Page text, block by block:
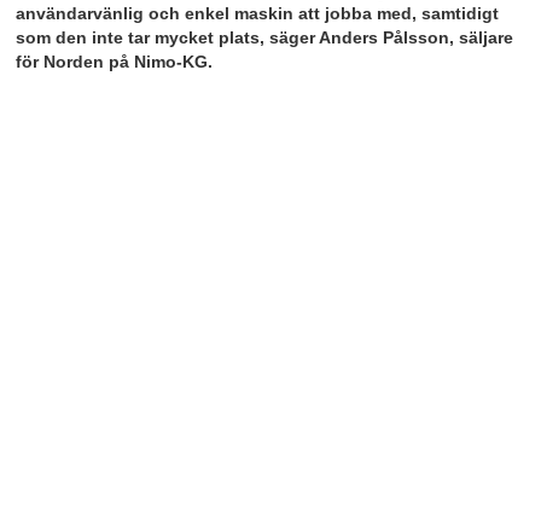
användarvänlig och enkel maskin att jobba med, samtidigt
som den inte tar mycket plats, säger Anders Pålsson, säljare
för Norden på Nimo-KG.